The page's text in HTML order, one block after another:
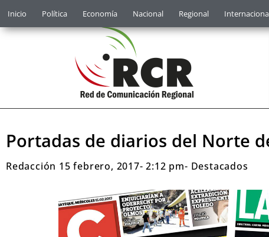
Inicio Política Economía Nacional Regional
Portadas de diarios del Norte
Redacción 15 febrero, 2017- 2:12 pm- Destacados